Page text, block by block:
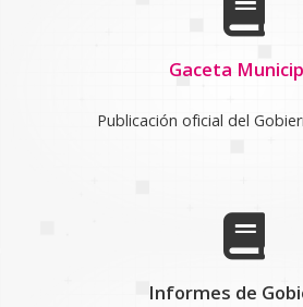
Gaceta
Publicación oficial del
Informes de